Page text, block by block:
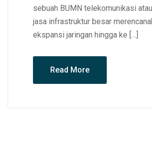
sebuah BUMN telekomunikasi
jasa infrastruktur besar
ekspansi jaringan hingga ke […]
Read More